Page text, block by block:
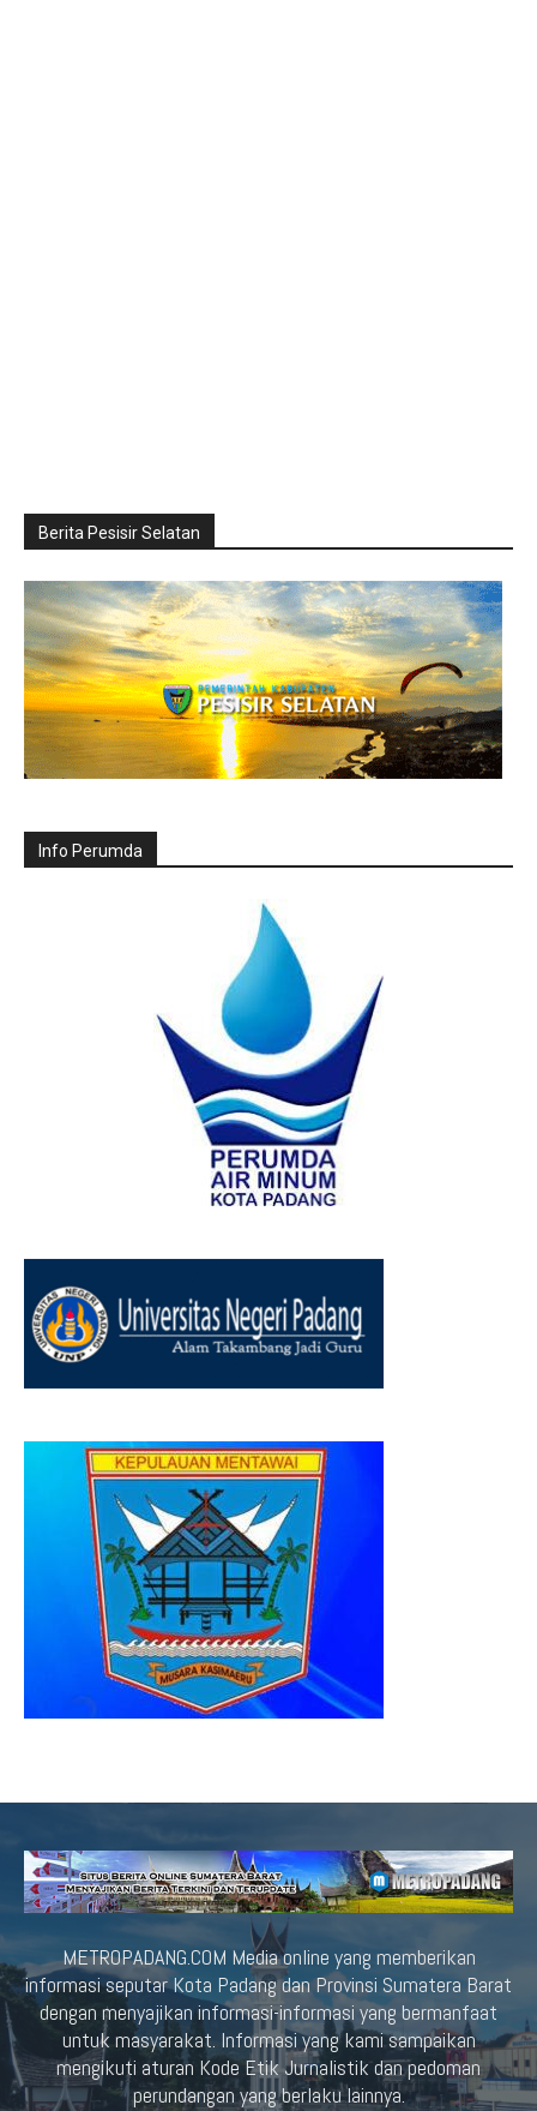
Berita Pesisir Selatan
Info Perumda
METROPADANG.COM Media online yang memberikan
informasi seputar Kota Padang dan Provinsi Sumatera Barat
dengan menyajikan informasi-informasi yang bermanfaat
untuk masyarakat. Informasi yang kami sampaikan
mengikuti aturan Kode Etik Jurnalistik dan pedoman
perundangan yang berlaku lainnya.